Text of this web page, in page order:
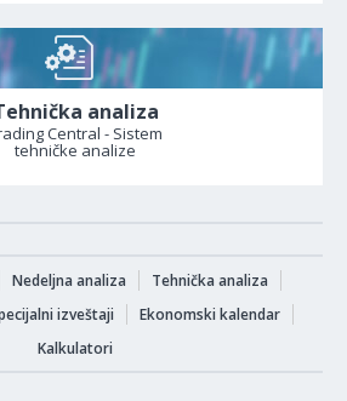
analiza
Central - Sistem
tehničke analize
Nedeljna analiza
Tehnička analiza
izveštaji
Ekonomski kalendar
Kalkulatori